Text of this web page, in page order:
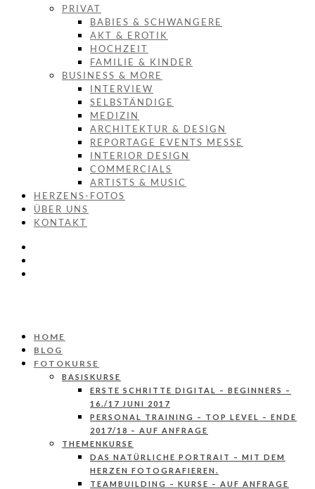
PRIVAT
BABIES & SCHWANGERE
AKT & EROTIK
HOCHZEIT
FAMILIE & KINDER
BUSINESS & MORE
INTERVIEW
SELBSTÄNDIGE
MEDIZIN
ARCHITEKTUR & DESIGN
REPORTAGE EVENTS MESSE
INTERIOR DESIGN
COMMERCIALS
ARTISTS & MUSIC
HERZENS-FOTOS
ÜBER UNS
KONTAKT
HOME
BLOG
FOTOKURSE
BASISKURSE
ERSTE SCHRITTE DIGITAL – BEGINNERS –
16./17 JUNI 2017
PERSONAL TRAINING – TOP LEVEL – ENDE
2017/18 – AUF ANFRAGE
THEMENKURSE
DAS NATÜRLICHE PORTRAIT – MIT DEM
HERZEN FOTOGRAFIEREN.
TEAMBUILDING – KURSE – AUF ANFRAGE